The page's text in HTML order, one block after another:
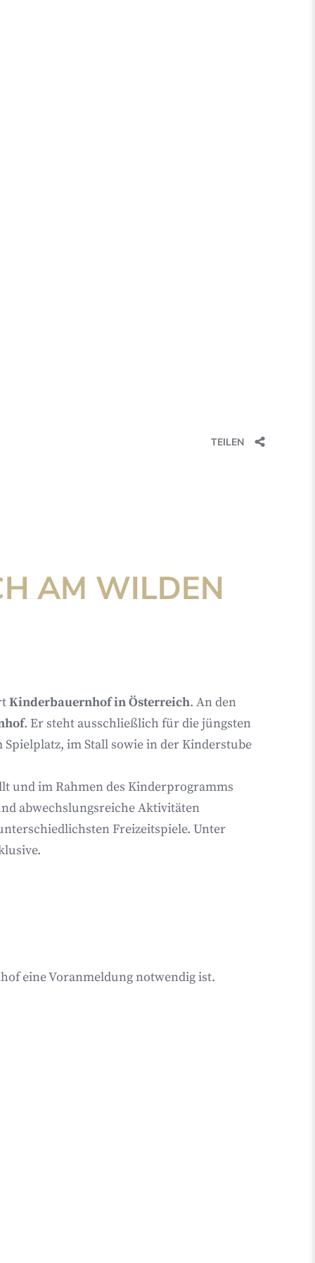
TEILEN
AM WILDEN
Kinderbauernhof in Österreich. An den
. Er steht ausschließlich für die jüngsten
im Stall sowie in der Kinderstube
und im Rahmen des Kinderprogramms
abwechslungsreiche Aktivitäten
Freizeitspiele. Unter
eine Voranmeldung notwendig ist.